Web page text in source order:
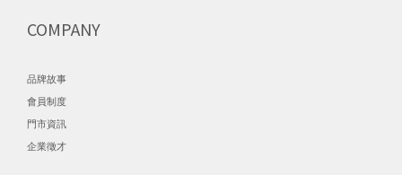
COMPANY
品牌故事
會員制度
門市資訊
企業徵才